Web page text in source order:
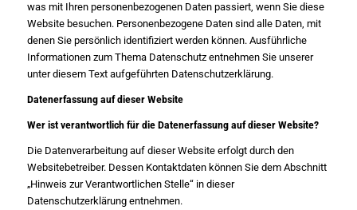
was mit Ihren personenbezogenen Daten passiert, wenn Sie diese
Website besuchen. Personenbezogene Daten sind alle Daten, mit
denen Sie persönlich identifiziert werden können. Ausführliche
Informationen zum Thema Datenschutz entnehmen Sie unserer
unter diesem Text aufgeführten Datenschutzerklärung.
Datenerfassung auf dieser Website
Wer ist verantwortlich für die Datenerfassung auf dieser Website?
Die Datenverarbeitung auf dieser Website erfolgt durch den
Websitebetreiber. Dessen Kontaktdaten können Sie dem Abschnitt
„Hinweis zur Verantwortlichen Stelle“ in dieser
Datenschutzerklärung entnehmen.